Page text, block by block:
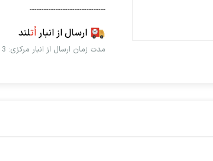
--------------------------------
ارسال از انباراُتلند
مدت زمان ارسال از انبار مرکزی: 3 الی 5 روز کاری